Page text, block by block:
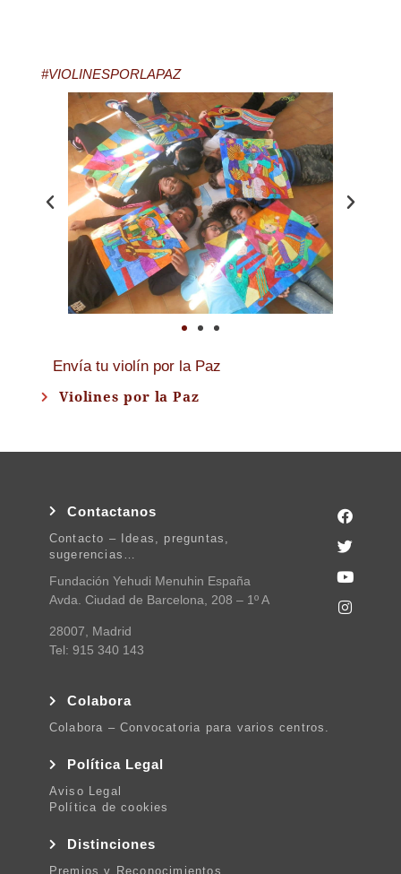
#VIOLINESPORLAPAZ
Envía tu violín por la Paz
Violines por la Paz
Contactanos
Contacto – Ideas, preguntas,
sugerencias…
Fundación Yehudi Menuhin España
Avda. Ciudad de Barcelona, 208 – 1º A
28007, Madrid
Tel: 915 340 143
Colabora
Colabora – Convocatoria para varios centros.
Política Legal
Aviso Legal
Política de cookies
Distinciones